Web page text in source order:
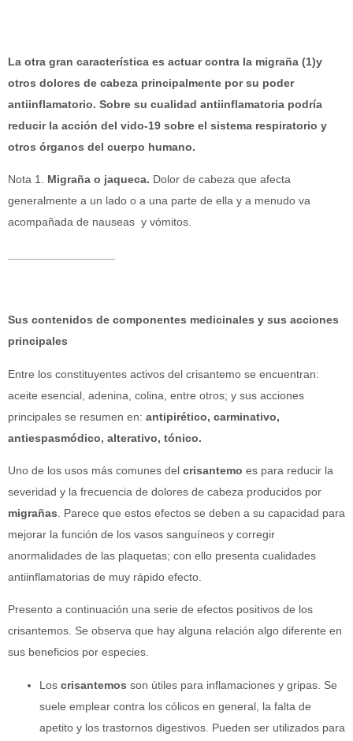
La otra gran característica es actuar contra la migraña (1)y
otros dolores de cabeza principalmente por su poder
antiinflamatorio. Sobre su cualidad antiinflamatoria podría
reducir la acción del vido-19 sobre el sistema respiratorio y
otros órganos del cuerpo humano.
Nota 1. Migraña o jaqueca. Dolor de cabeza que afecta
generalmente a un lado o a una parte de ella y a menudo va
acompañada de nauseas y vómitos.
Sus contenidos de componentes medicinales y sus acciones
principales
Entre los constituyentes activos del crisantemo se encuentran:
aceite esencial, adenina, colina, entre otros; y sus acciones
principales se resumen en: antipirético, carminativo,
antiespasmódico, alterativo, tónico.
Uno de los usos más comunes del crisantemo es para reducir la
severidad y la frecuencia de dolores de cabeza producidos por
migrañas . Parece que estos efectos se deben a su capacidad para
mejorar la función de los vasos sanguíneos y corregir
anormalidades de las plaquetas; con ello presenta cualidades
antiinflamatorias de muy rápido efecto.
Presento a continuación una serie de efectos positivos de los
crisantemos. Se observa que hay alguna relación algo diferente en
sus beneficios por especies.
Los crisantemos son útiles para inflamaciones y gripas. Se
suele emplear contra los cólicos en general, la falta de
apetito y los trastornos digestivos. Pueden ser utilizados para